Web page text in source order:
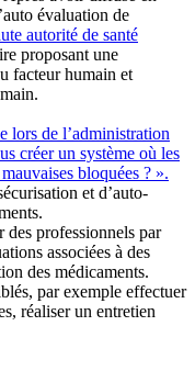
évaluation de
autorité de santé
proposant une
facteur humain et
lors de l’administration
créer un système où les
bloquées ? ».
et d’auto-
professionnels par
associées à des
des médicaments.
par exemple effectuer
réaliser un entretien